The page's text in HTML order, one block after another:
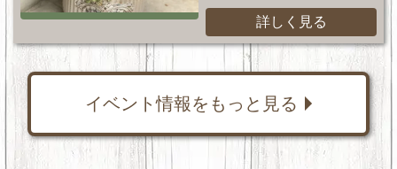
詳しく見る
イベント情報をもっと見る